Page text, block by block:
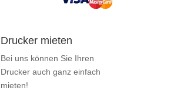
Drucker mieten
Bei uns können Sie Ihren
Drucker auch ganz einfach
mieten!